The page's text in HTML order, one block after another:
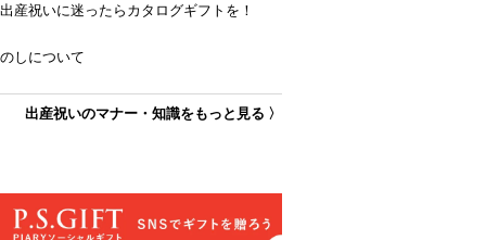
出産祝いに迷ったらカタログギフトを！
のしについて
出産祝いのマナー・知識をもっと見る 〉